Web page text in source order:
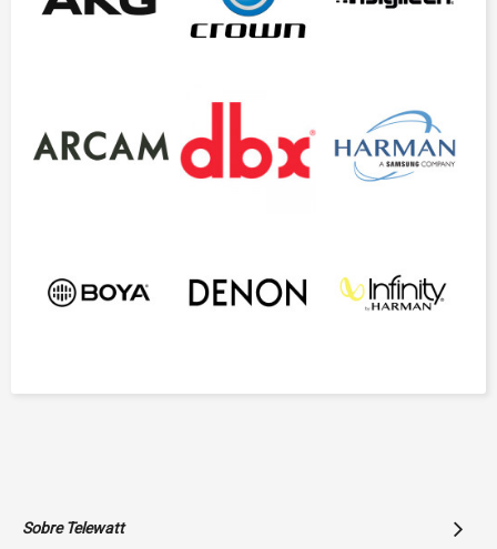
Sobre Telewatt